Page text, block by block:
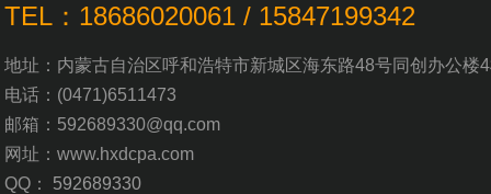
TEL：18686020061 / 15847199342
地址：内蒙古自治区呼和浩特市新城区海东路48号同创办公楼
电话： (0471)6511473
邮箱：592689330@qq.com
网址：www.hxdcpa.com
QQ： 592689330